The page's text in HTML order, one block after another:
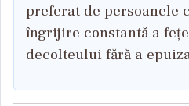
preferat de persoanele
îngrijire constantă a
decolteului fără a